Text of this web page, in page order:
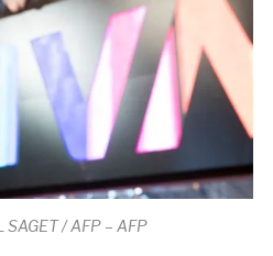
SAGET / AFP – AFP